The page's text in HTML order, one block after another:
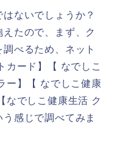
ないでしょうか？
たので、まず、ク
べるため、ネット
カード】【 なでしこ
】【 なでしこ健康
でしこ健康生活 ク
感じで調べてみま